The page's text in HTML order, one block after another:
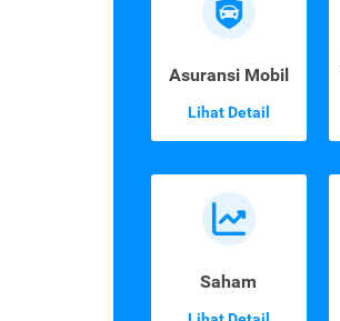
Asuransi Mobil
Lihat Detail
Saham